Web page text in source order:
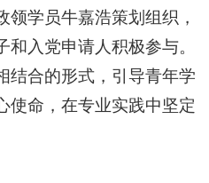
学员牛嘉浩策划组织，
入党申请人积极参与。
结合的形式，引导青年学
使命，在专业实践中坚定